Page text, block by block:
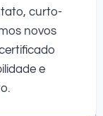
curto-
novos
e